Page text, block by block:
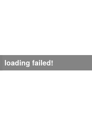
loading failed!